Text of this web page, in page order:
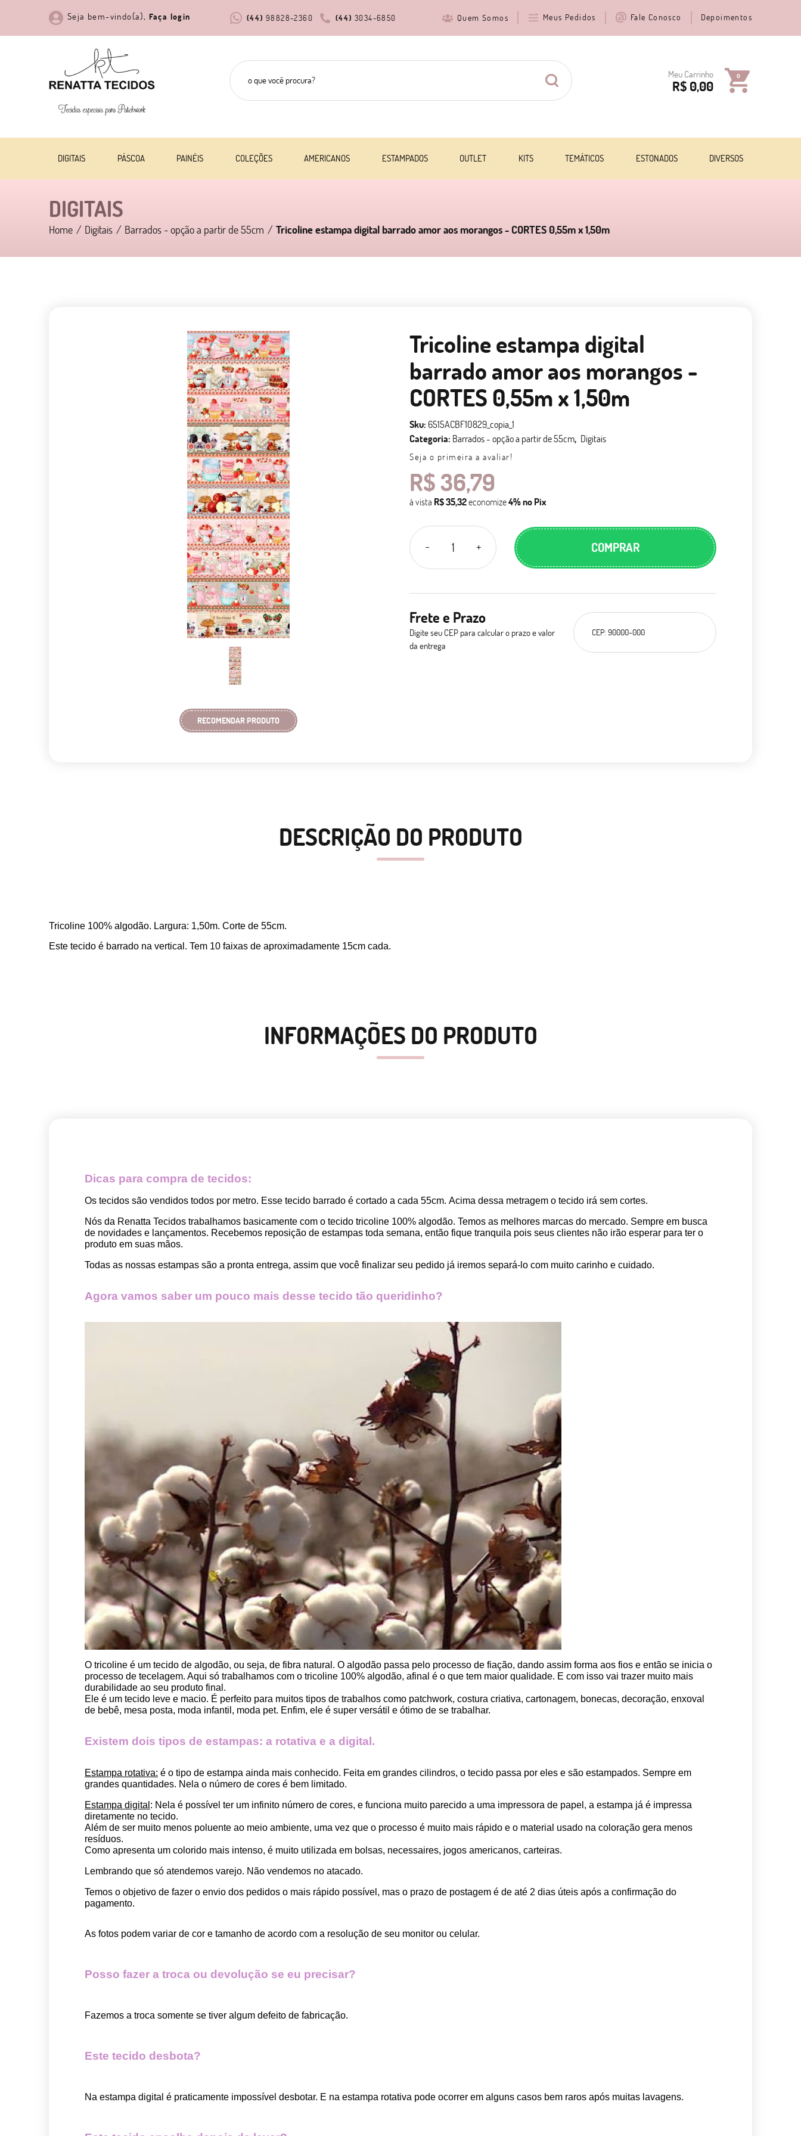
Seja bem-vindo(a), Faça login (44) 3034-6850
(44) 98828-2360 Quem Somos Meus Pedidos Fale Conosco Depoimentos
Meu Carrinho 0
R$ 0,00
DIGITAIS PÁSCOA PAINÉIS COLEÇÕES AMERICANOS ESTAMPADOS OUTLET KITS TEMÁTICOS ESTONADOS DIVERSOS
DIGITAIS
Home Digitais Barrados - opção a partir de 55cm Tricoline estampa digital barrado amor aos morangos - CORTES 0,55m x 1,50m
RECOMENDAR PRODUTO
Tricoline estampa digital
barrado amor aos morangos -
CORTES 0,55m x 1,50m
Sku: 6515ACBF10829_copia_1
Categoria: Barrados - opção a partir de 55cm Digitais
Seja o primeira a avaliar!
R$ 36,79
à vista R$ 35,32economize4%no Pix
COMPRAR
Frete e Prazo
Digite seu CEP para calcular o prazo e valor
da entrega
DESCRIÇÃO DO PRODUTO
Tricoline 100% algodão. Largura: 1,50m. Corte de 55cm.
Este tecido é barrado na vertical. Tem 10 faixas de aproximadamente 15cm cada.
INFORMAÇÕES DO PRODUTO
Dicas para compra de tecidos:
Os tecidos são vendidos todos por metro. Esse tecido barrado é cortado a cada 55cm. Acima dessa metragem o tecido irá sem cortes.
Nós da Renatta Tecidos trabalhamos basicamente com o tecido tricoline 100% algodão. Temos as melhores marcas do mercado. Sempre em busca
de novidades e lançamentos. Recebemos reposição de estampas toda semana, então fique tranquila pois seus clientes não irão esperar para ter o
produto em suas mãos.
Todas as nossas estampas são a pronta entrega, assim que você finalizar seu pedido já iremos separá-lo com muito carinho e cuidado.
Agora vamos saber um pouco mais desse tecido tão queridinho?
O tricoline é um tecido de algodão, ou seja, de fibra natural. O algodão passa pelo processo de fiação, dando assim forma aos fios e então se inicia o
processo de tecelagem. Aqui só trabalhamos com o tricoline 100% algodão, afinal é o que tem maior qualidade. E com isso vai trazer muito mais
durabilidade ao seu produto final.
Ele é um tecido leve e macio. É perfeito para muitos tipos de trabalhos como patchwork, costura criativa, cartonagem, bonecas, decoração, enxoval
de bebê, mesa posta, moda infantil, moda pet. Enfim, ele é super versátil e ótimo de se trabalhar.
Existem dois tipos de estampas: a rotativa e a digital.
Estampa rotativa: é o tipo de estampa ainda mais conhecido. Feita em grandes cilindros, o tecido passa por eles e são estampados. Sempre em
grandes quantidades. Nela o número de cores é bem limitado.
Estampa digital : Nela é possível ter um infinito número de cores, e funciona muito parecido a uma impressora de papel, a estampa já é impressa
diretamente no tecido.
Além de ser muito menos poluente ao meio ambiente, uma vez que o processo é muito mais rápido e o material usado na coloração gera menos
resíduos.
Como apresenta um colorido mais intenso, é muito utilizada em bolsas, necessaires, jogos americanos, carteiras.
Lembrando que só atendemos varejo. Não vendemos no atacado.
Temos o objetivo de fazer o envio dos pedidos o mais rápido possível, mas o prazo de postagem é de até 2 dias úteis após a confirmação do
pagamento.
As fotos podem variar de cor e tamanho de acordo com a resolução de seu monitor ou celular.
Posso fazer a troca ou devolução se eu precisar?
Fazemos a troca somente se tiver algum defeito de fabricação.
Este tecido desbota?
Na estampa digital é praticamente impossível desbotar. E na estampa rotativa pode ocorrer em alguns casos bem raros após muitas lavagens.